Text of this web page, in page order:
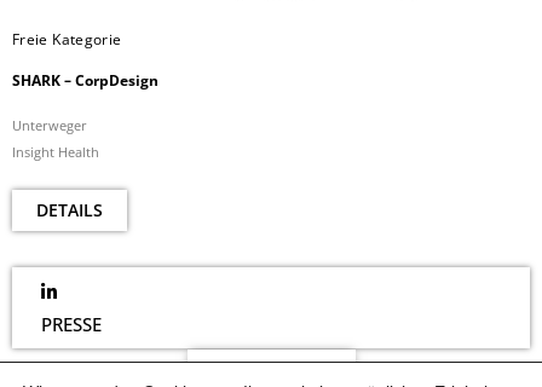
Freie Kategorie
SHARK – CorpDesign
Unterweger
Insight Health
DETAILS
PRESSE